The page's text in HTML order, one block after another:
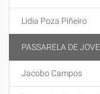
Lidia Poza Piñeiro
PASSARELA DE
Jacobo Campos